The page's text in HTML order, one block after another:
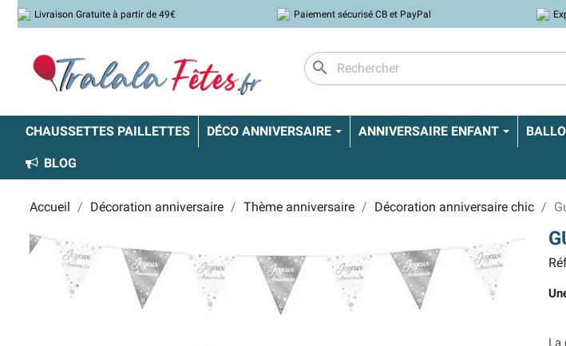
Livraison Gratuite à partir de 49€ Paiement sécurisé CB et PayPal
search
CHAUSSETTES PAILLETTES DÉCO ANNIVERSAIRE ANNIVERSAIRE ENFANT
BLOG
Accueil Décoration anniversaire Thème anniversaire Décoration anniversaire chic
La